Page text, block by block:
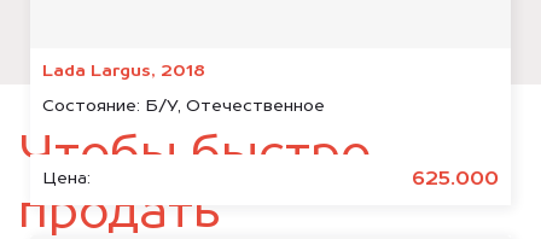
Lada Largus, 2018
Состояние: Б/У, Отечественное
Цена: 625.000
Чтобы быстро
продать